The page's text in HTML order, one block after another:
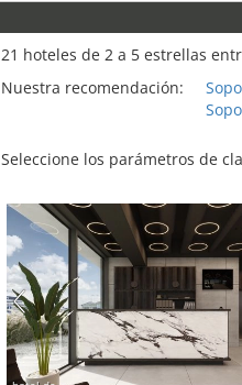
21 hoteles de 2 a 5 estrellas
Nuestra recomendación:
Seleccione los parámetros de